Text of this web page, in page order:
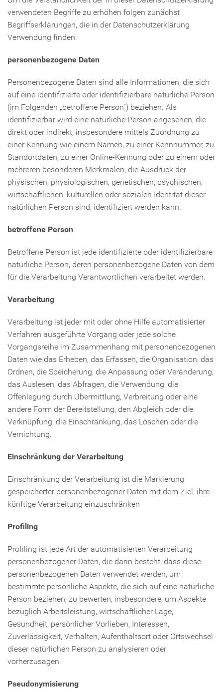
verwendeten Begriffe zu erhöhen folgen zunächst
Begriffserklärungen, die in der Datenschutzerklärung
Verwendung finden:
personenbezogene Daten
Personenbezogene Daten sind alle Informationen, die sich
auf eine identifizierte oder identifizierbare natürliche Person
(im Folgenden „betroffene Person“) beziehen. Als
identifizierbar wird eine natürliche Person angesehen, die
direkt oder indirekt, insbesondere mittels Zuordnung zu
einer Kennung wie einem Namen, zu einer Kennnummer, zu
Standortdaten, zu einer Online-Kennung oder zu einem oder
mehreren besonderen Merkmalen, die Ausdruck der
physischen, physiologischen, genetischen, psychischen,
wirtschaftlichen, kulturellen oder sozialen Identität dieser
natürlichen Person sind, identifiziert werden kann.
betroffene Person
Betroffene Person ist jede identifizierte oder identifizierbare
natürliche Person, deren personenbezogene Daten von dem
für die Verarbeitung Verantwortlichen verarbeitet werden.
Verarbeitung
Verarbeitung ist jeder mit oder ohne Hilfe automatisierter
Verfahren ausgeführte Vorgang oder jede solche
Vorgangsreihe im Zusammenhang mit personenbezogenen
Daten wie das Erheben, das Erfassen, die Organisation, das
Ordnen, die Speicherung, die Anpassung oder Veränderung,
das Auslesen, das Abfragen, die Verwendung, die
Offenlegung durch Übermittlung, Verbreitung oder eine
andere Form der Bereitstellung, den Abgleich oder die
Verknüpfung, die Einschränkung, das Löschen oder die
Vernichtung.
Einschränkung der Verarbeitung
Einschränkung der Verarbeitung ist die Markierung
gespeicherter personenbezogener Daten mit dem Ziel, ihre
künftige Verarbeitung einzuschränken
Profiling
Profiling ist jede Art der automatisierten Verarbeitung
personenbezogener Daten, die darin besteht, dass diese
personenbezogenen Daten verwendet werden, um
bestimmte persönliche Aspekte, die sich auf eine natürliche
Person beziehen, zu bewerten, insbesondere, um Aspekte
bezüglich Arbeitsleistung, wirtschaftlicher Lage,
Gesundheit, persönlicher Vorlieben, Interessen,
Zuverlässigkeit, Verhalten, Aufenthaltsort oder Ortswechsel
dieser natürlichen Person zu analysieren oder
vorherzusagen.
Pseudonymisierung